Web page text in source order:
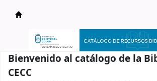
Catálogo en línea
Bienvenido al catálogo de la
CECC